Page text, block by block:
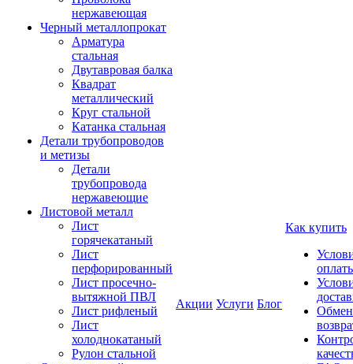
нержавеющая
Черный металлопрокат
Арматура
стальная
Двутавровая балка
Квадрат
металлический
Круг стальной
Катанка стальная
Детали трубопроводов
и метизы
Детали
трубопровода
нержавеющие
Листовой металл
Лист
горячекатаный
Лист
перфорированный
Лист просечно-
вытяжной ПВЛ
Лист рифленый
Лист
холоднокатаный
Рулон стальной
Акции Услуги Блог
Как купить